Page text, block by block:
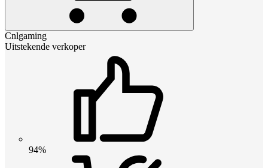
Cnlgaming
Uitstekende verkoper
94%